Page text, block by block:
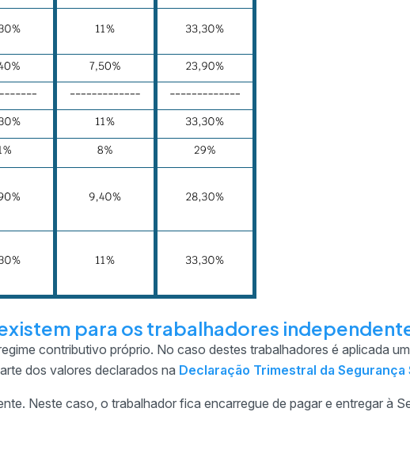
para os trabalhadores
contributivo próprio. No caso destes trabalhadores é aplicada
dos valores declarados na Declaração Trimestral da Segurança
Neste caso, o trabalhador fica encarregue de pagar e entregar à